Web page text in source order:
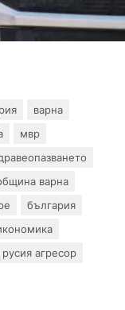
през август
варна
мвр
варна
българия
русия агресор